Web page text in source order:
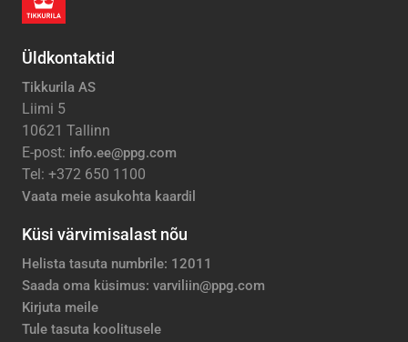
Üldkontaktid
Tikkurila AS
Liimi 5
10621 Tallinn
E-post: info.ee@ppg.com
Tel: +372 650 1100
Vaata meie asukohta kaardil
Küsi värvimisalast nõu
Helista tasuta numbrile: 12011
Saada oma küsimus: varviliin@ppg.com
Kirjuta meile
Tule tasuta koolitusele